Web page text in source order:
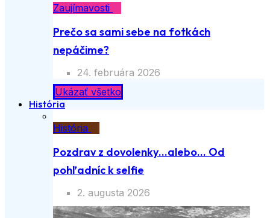
Zaujímavosti
Prečo sa sami sebe na fotkách
nepáčime?
24. februára 2026
Ukázať všetko
História
História
Pozdrav z dovolenky…alebo… Od
pohľadníc k selfie
2. augusta 2026